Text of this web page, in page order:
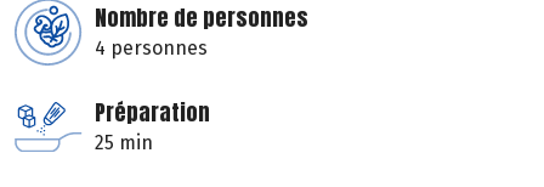
Nombre de personnes
4 personnes
Préparation
25 min